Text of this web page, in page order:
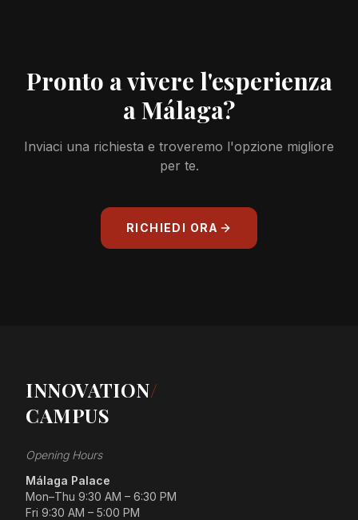
Pronto a vivere l'esperienza
a Málaga?
Inviaci una richiesta e troveremo l'opzione migliore
per te.
RICHIEDI ORA
INNOVATION/
CAMPUS
Opening Hours
Málaga Palace
Mon–Thu 9:30 AM – 6:30 PM
Fri 9:30 AM – 5:00 PM